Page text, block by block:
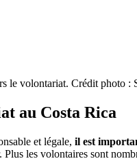
le volontariat. Crédit photo :
au Costa Rica
et légale, il est
les volontaires sont